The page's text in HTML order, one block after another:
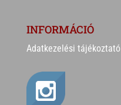
INFORMÁCIÓ
Adatkezelési tájékoztató